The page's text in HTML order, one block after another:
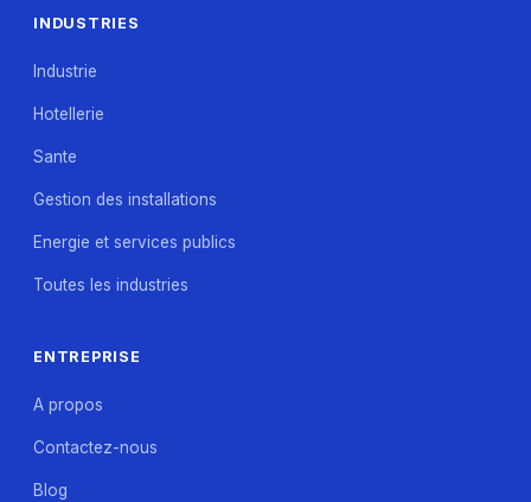
INDUSTRIES
Industrie
Hotellerie
Sante
Gestion des installations
Energie et services publics
Toutes les industries
ENTREPRISE
A propos
Contactez-nous
Blog